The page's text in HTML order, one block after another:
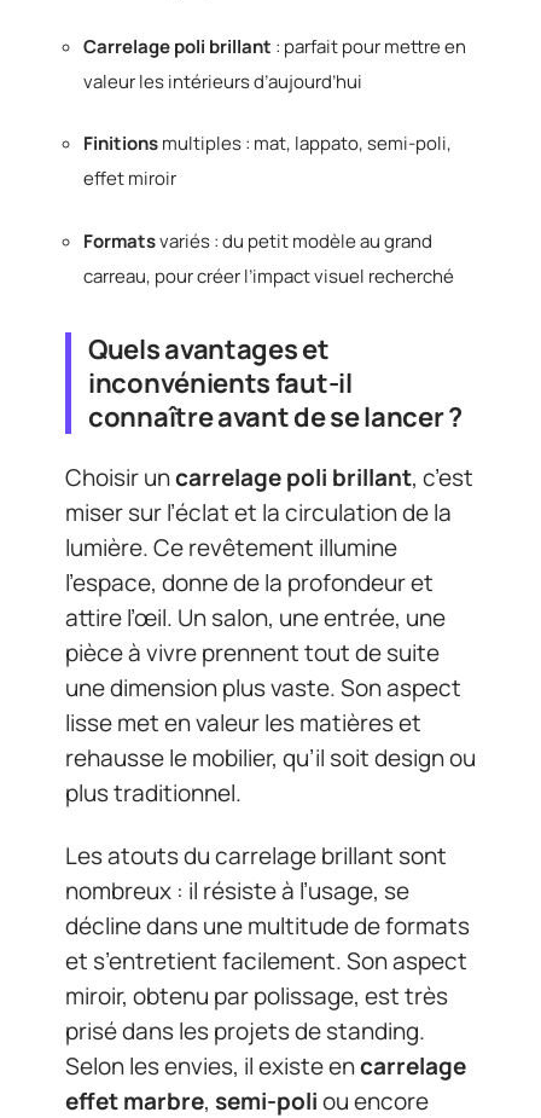
Carrelage poli brillant : parfait pour mettre en
valeur les intérieurs d’aujourd’hui
Finitionsmultiples : mat, lappato, semi-poli,
effet miroir
Formatsvariés : du petit modèle au grand
carreau, pour créer l’impact visuel recherché
Quels avantages et
inconvénients faut-il
connaître avant de se lancer ?
Choisir uncarrelage poli brillant, c’est
miser sur l’éclat et la circulation de la
lumière. Ce revêtement illumine
l’espace, donne de la profondeur et
attire l’œil. Un salon, une entrée, une
pièce à vivre prennent tout de suite
une dimension plus vaste. Son aspect
lisse met en valeur les matières et
rehausse le mobilier, qu’il soit design ou
plus traditionnel.
Les atouts du carrelage brillant sont
nombreux : il résiste à l’usage, se
décline dans une multitude de formats
et s’entretient facilement. Son aspect
miroir, obtenu par polissage, est très
prisé dans les projets de standing.
Selon les envies, il existe encarrelage
effet marbre, semi-poliou encore